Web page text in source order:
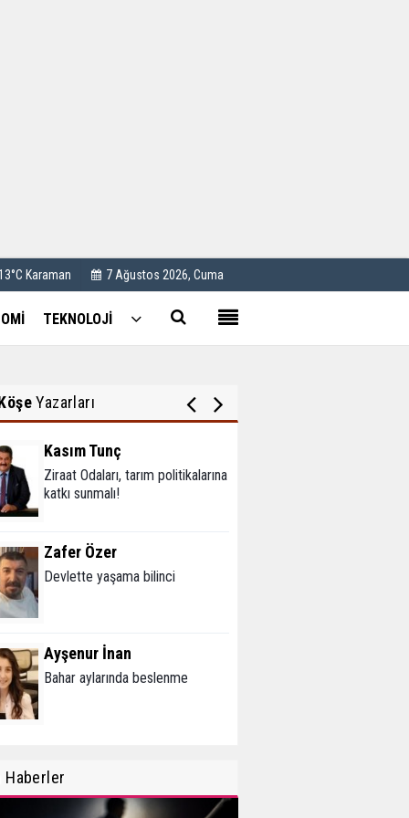
Karaman 7 Ağustos 2026, Cuma
TEKNOLOJİ
Yazarları
Karaman 32 yaşında
Mustafa Koçak
Kasım Tunç
Ziraat Odaları, tarım politikalarına
katkı sunmalı!
Zafer Özer
Devlette yaşama bilinci
Ayşenur İnan
Bahar aylarında beslenme
Tiroid Nodüllerine (Bezelerine)
Yaklaşım
Haberler